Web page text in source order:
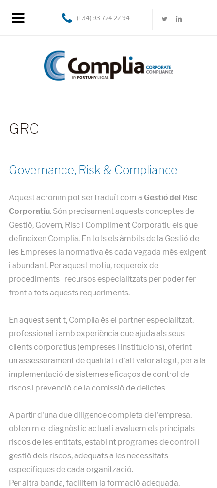
(+34) 93 724 22 94
GRC
Governance, Risk & Compliance
Aquest acrònim pot ser traduït com a Gestió del Risc
Corporatiu. Són precisament aquests conceptes de
Gestió, Govern, Risc i Compliment Corporatiu els que
defineixen Complia. En tots els àmbits de la Gestió de
les Empreses la normativa és cada vegada més exigent
i abundant. Per aquest motiu, requereix de
procediments i recursos especialitzats per poder fer
front a tots aquests requeriments.
En aquest sentit, Complia és el partner especialitzat,
professional i amb experiència que ajuda als seus
clients corporatius (empreses i institucions), oferint
un assessorament de qualitat i d'alt valor afegit, per a la
implementació de sistemes eficaços de control de
riscos i prevenció de la comissió de delictes.
A partir d'una due diligence completa de l'empresa,
obtenim el diagnòstic actual i avaluem els principals
riscos de les entitats, establint programes de control i
gestió dels riscos, adequats a les necessitats
específiques de cada organització.
Per altra banda, facilitem la formació adequada,